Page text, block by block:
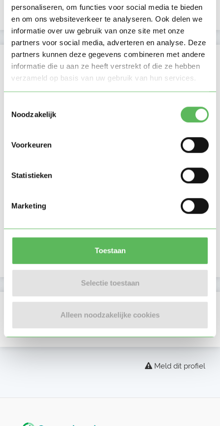
personaliseren, om functies voor social media te bieden
en om ons websiteverkeer te analyseren. Ook delen we
informatie over uw gebruik van onze site met onze
partners voor social media, adverteren en analyse. Deze
partners kunnen deze gegevens combineren met andere
informatie die u aan ze heeft verstrekt of die ze hebben
verzameld op basis van uw gebruik van hun services.
Noodzakelijk
Voorkeuren
Statistieken
Marketing
Toestaan
Selectie toestaan
Alleen noodzakelijke cookies
Google is gekoppeld
Locatie oppasadres (Capelle aan den IJssel)
Beoordelingen
Er zijn nog geen beoordelingen
Meld dit profiel